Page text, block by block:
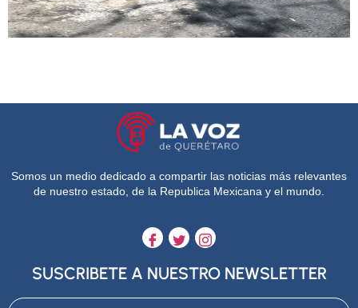
Somos un medio dedicado a compartir las noticias más relevantes
de nuestro estado, de la Republica Mexicana y el mundo.
SUSCRIBETE A NUESTRO NEWSLETTER